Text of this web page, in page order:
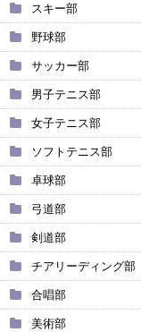
スキー部
野球部
サッカー部
男子テニス部
女子テニス部
ソフトテニス部
卓球部
弓道部
剣道部
チアリーディング部
合唱部
美術部